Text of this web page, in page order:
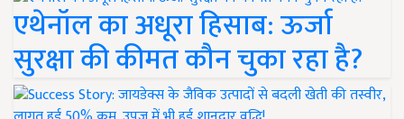
एथेनॉल का अधूरा हिसाब: ऊर्जा
सुरक्षा की कीमत कौन चुका रहा है?